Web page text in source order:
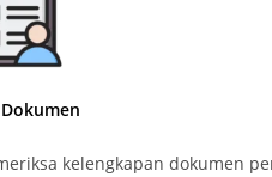
kelengkapan dokumen